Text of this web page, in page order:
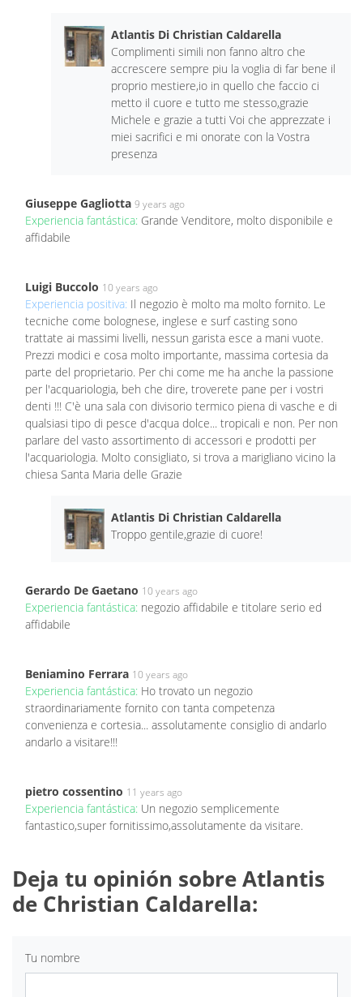
Atlantis Di Christian Caldarella
Complimenti simili non fanno altro che
accrescere sempre piu la voglia di far bene il
proprio mestiere,io in quello che faccio ci
metto il cuore e tutto me stesso,grazie
Michele e grazie a tutti Voi che apprezzate i
miei sacrifici e mi onorate con la Vostra
presenza
Giuseppe Gagliotta 9 years ago
Experiencia fantástica: Grande Venditore, molto disponibile e
affidabile
Luigi Buccolo 10 years ago
Experiencia positiva: Il negozio è molto ma molto fornito. Le
tecniche come bolognese, inglese e surf casting sono
trattate ai massimi livelli, nessun garista esce a mani vuote.
Prezzi modici e cosa molto importante, massima cortesia da
parte del proprietario. Per chi come me ha anche la passione
per l'acquariologia, beh che dire, troverete pane per i vostri
denti !!! C'è una sala con divisorio termico piena di vasche e di
qualsiasi tipo di pesce d'acqua dolce... tropicali e non. Per non
parlare del vasto assortimento di accessori e prodotti per
l'acquariologia. Molto consigliato, si trova a marigliano vicino la
chiesa Santa Maria delle Grazie
Atlantis Di Christian Caldarella
Troppo gentile,grazie di cuore!
Gerardo De Gaetano 10 years ago
Experiencia fantástica: negozio affidabile e titolare serio ed
affidabile
Beniamino Ferrara 10 years ago
Experiencia fantástica: Ho trovato un negozio
straordinariamente fornito con tanta competenza
convenienza e cortesia... assolutamente consiglio di andarlo
andarlo a visitare!!!
pietro cossentino 11 years ago
Experiencia fantástica: Un negozio semplicemente
fantastico,super fornitissimo,assolutamente da visitare.
Deja tu opinión sobre Atlantis
de Christian Caldarella:
Tu nombre